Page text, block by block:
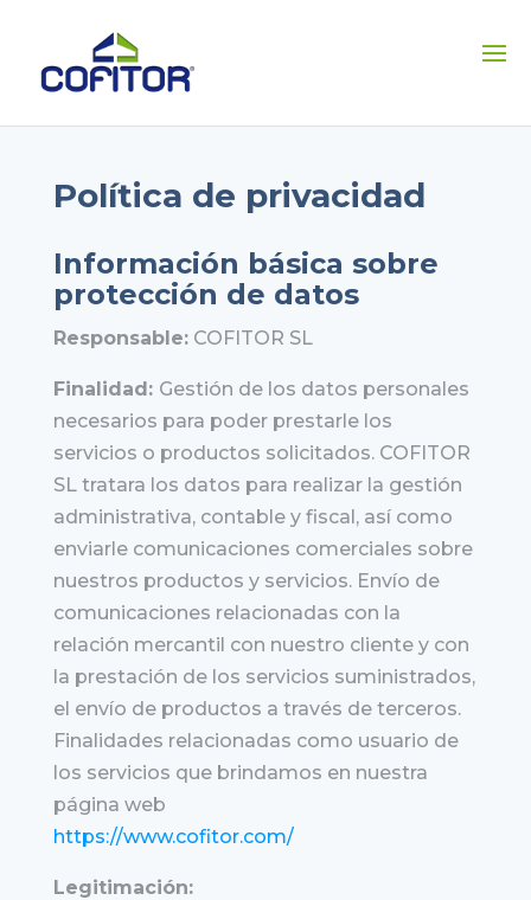
Política de privacidad
Información básica sobre
protección de datos
Responsable:COFITOR SL
Finalidad: Gestión de los datos personales
necesarios para poder prestarle los
servicios o productos solicitados. COFITOR
SL tratara los datos para realizar la gestión
administrativa, contable y fiscal, así como
enviarle comunicaciones comerciales sobre
nuestros productos y servicios. Envío de
comunicaciones relacionadas con la
relación mercantil con nuestro cliente y con
la prestación de los servicios suministrados,
el envío de productos a través de terceros.
Finalidades relacionadas como usuario de
los servicios que brindamos en nuestra
página web
https://www.cofitor.com/
Legitimación: